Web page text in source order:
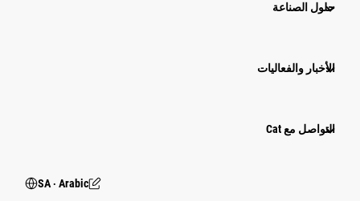
حلول الصناعة
الأخبار والفعاليات
التواصل مع Cat
SA ‧ Arabic